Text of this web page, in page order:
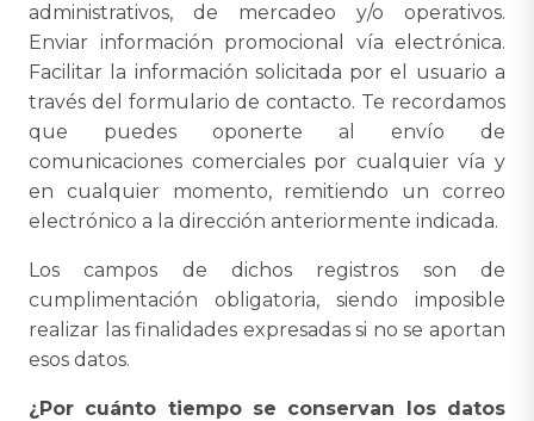
administrativos, de mercadeo y/o operativos.
Enviar información promocional vía electrónica.
Facilitar la información solicitada por el usuario a
través del formulario de contacto. Te recordamos
que puedes oponerte al envío de
comunicaciones comerciales por cualquier vía y
en cualquier momento, remitiendo un correo
electrónico a la dirección anteriormente indicada.
Los campos de dichos registros son de
cumplimentación obligatoria, siendo imposible
realizar las finalidades expresadas si no se aportan
esos datos.
¿Por cuánto tiempo se conservan los datos